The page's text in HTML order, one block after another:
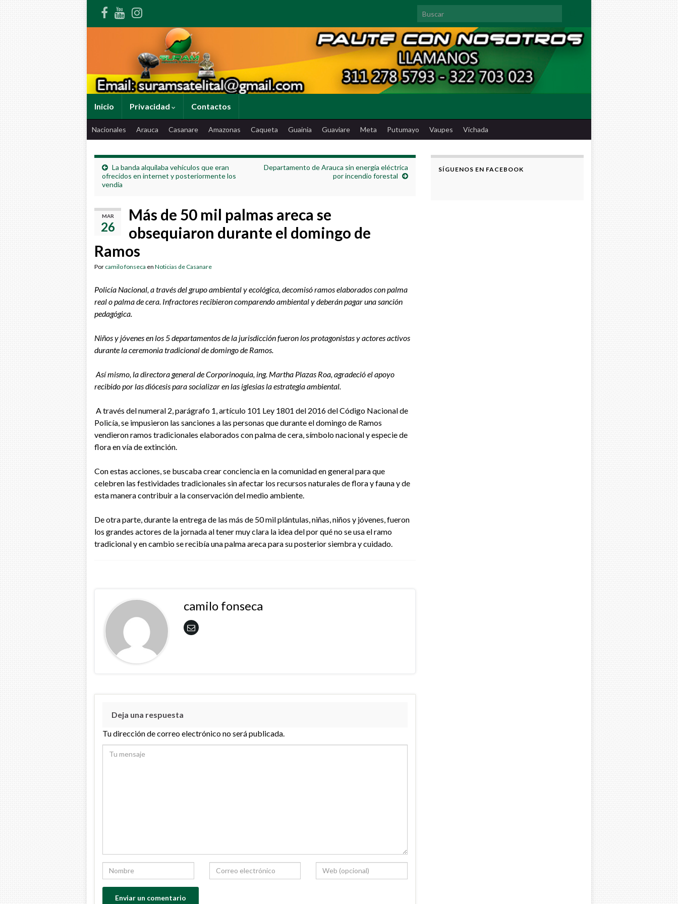
Search for:
Inicio Privacidad Contactos
Nacionales Arauca Casanare Amazonas Caqueta Guainia Guaviare Meta Putumayo Vaupes Vichada
La banda alquilaba vehículos que eran
ofrecidos en internet y posteriormente los
vendía
Departamento de Arauca sin energía eléctrica
por incendio forestal
MAR
26
Más de 50 mil palmas areca se
obsequiaron durante el domingo de
Ramos
Por camilo fonseca en Noticias de Casanare
Policía Nacional, a través del grupo ambiental y ecológica, decomisó ramos elaborados con palma
real o palma de cera. Infractores recibieron comparendo ambiental y deberán pagar una sanción
pedagógica.
Niños y jóvenes en los 5 departamentos de la jurisdicción fueron los protagonistas y actores activos
durante la ceremonia tradicional de domingo de Ramos.
Así mismo, la directora general de Corporinoquia, ing. Martha Plazas Roa, agradeció el apoyo
recibido por las diócesis para socializar en las iglesias la estrategia ambiental.
A través del numeral 2, parágrafo 1, artículo 101 Ley 1801 del 2016 del Código Nacional de
Policía, se impusieron las sanciones a las personas que durante el domingo de Ramos
vendieron ramos tradicionales elaborados con palma de cera, símbolo nacional y especie de
flora en vía de extinción.
Con estas acciones, se buscaba crear conciencia en la comunidad en general para que
celebren las festividades tradicionales sin afectar los recursos naturales de flora y fauna y de
esta manera contribuir a la conservación del medio ambiente.
De otra parte, durante la entrega de las más de 50 mil plántulas, niñas, niños y jóvenes, fueron
los grandes actores de la jornada al tener muy clara la idea del por qué no se usa el ramo
tradicional y en cambio se recibía una palma areca para su posterior siembra y cuidado.
camilo fonseca
Deja una respuesta
Tu dirección de correo electrónico no será publicada.
SÍGUENOS EN FACEBOOK